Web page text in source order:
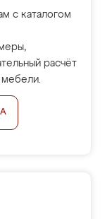
с каталогом
расчёт